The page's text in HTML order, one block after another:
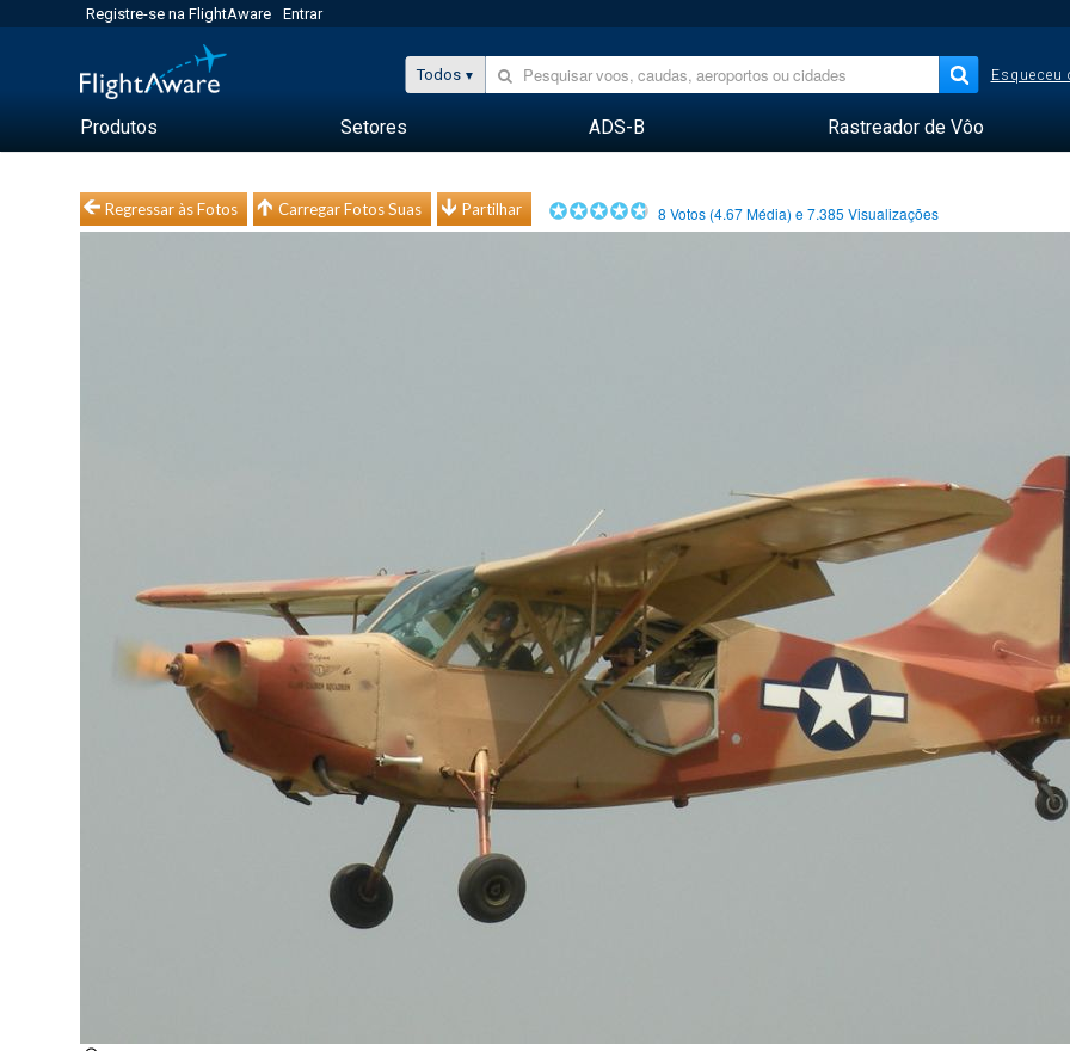
Registre-se na FlightAware Entrar
Todos Esqueceu
Produtos Setores ADS-B Rastreador de Vôo
Regressar às Fotos Carregar Fotos Suas Partilhar 8 Votos (4.67Média) e7.385 Visualizações